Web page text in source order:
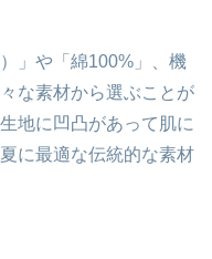
」や「綿100%」、機
な素材から選ぶことが
地に凹凸があって肌に
に最適な伝統的な素材